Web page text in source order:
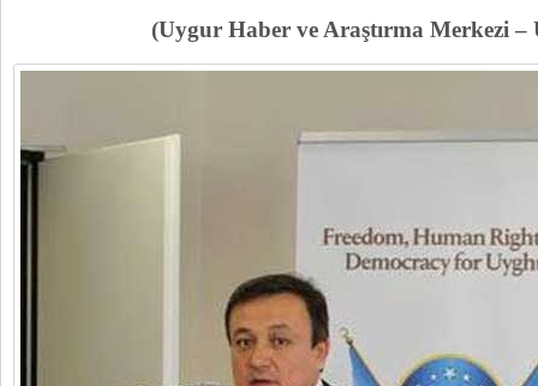
(Uygur Haber ve Araştırma Merkezi